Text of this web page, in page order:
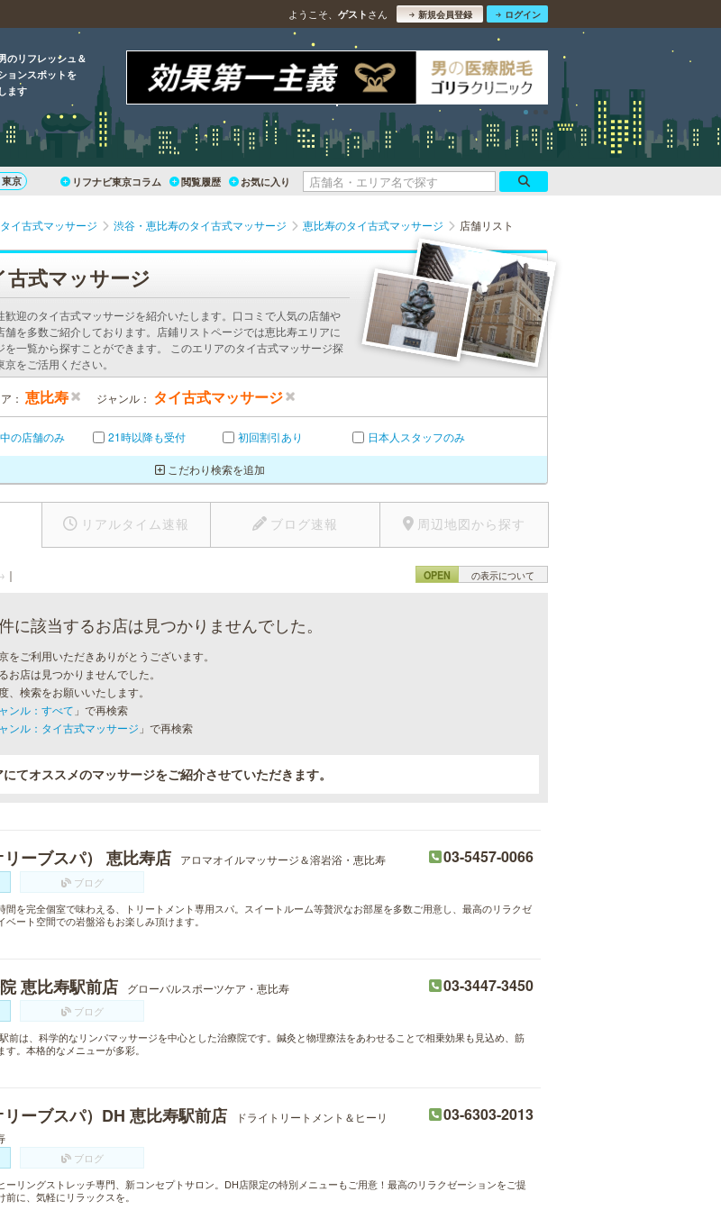
ようこそ、 ゲスト さん 新規会員登録 ログイン
のリフレッシュ＆
ョンスポットを
ます
東京 リフナビ東京コラム 閲覧履歴 お気に入り
イ古式マッサージ 渋谷・恵比寿のタイ古式マッサージ 恵比寿のタイ古式マッサージ 店舗リスト
古式マッサージ
歓迎のタイ古式マッサージを紹介いたします。口コミで人気の店舗や
舗を多数ご紹介しております。店鋪リストページでは恵比寿エリアに
を一覧から探すことができます。 このエリアのタイ古式マッサージ探
をご活用ください。
： 恵比寿 ジャンル： タイ古式マッサージ
の店舗のみ 21時以降も受付 初回割引あり 日本人スタッフのみ
こだわり検索を追加
リアルタイム速報 ブログ速報 周辺地図から探す
｜ OPEN の表示について
に該当するお店は見つかりませんでした。
をご利用いただきありがとうございます。
お店は見つかりませんでした。
、検索をお願いいたします。
ンル：すべて 」で再検索
ル：タイ古式マッサージ 」で再検索
てオススメのマッサージをご紹介させていただきます。
ーブスパ） 恵比寿店 アロマオイルマッサージ＆溶岩浴・恵比寿 03-5457-0066
ブログ
間を完全個室で味わえる、トリートメント専用スパ。スイートルーム等贅沢なお部屋を多数ご用意し、最高のリラクゼ
ート空間での岩盤浴もお楽しみ頂けます。
恵比寿駅前店 グローバルスポーツケア・恵比寿 03-3447-3450
ブログ
前は、科学的なリンパマッサージを中心とした治療院です。鍼灸と物理療法をあわせることで相乗効果も見込め、筋
。本格的なメニューが多彩。
ーブスパ）DH 恵比寿駅前店
ドライトリートメント＆ヒーリ
03-6303-2013
ブログ
ーリングストレッチ専門、新コンセプトサロン。DH店限定の特別メニューもご用意！最高のリラクゼーションをご提
に、気軽にリラックスを。